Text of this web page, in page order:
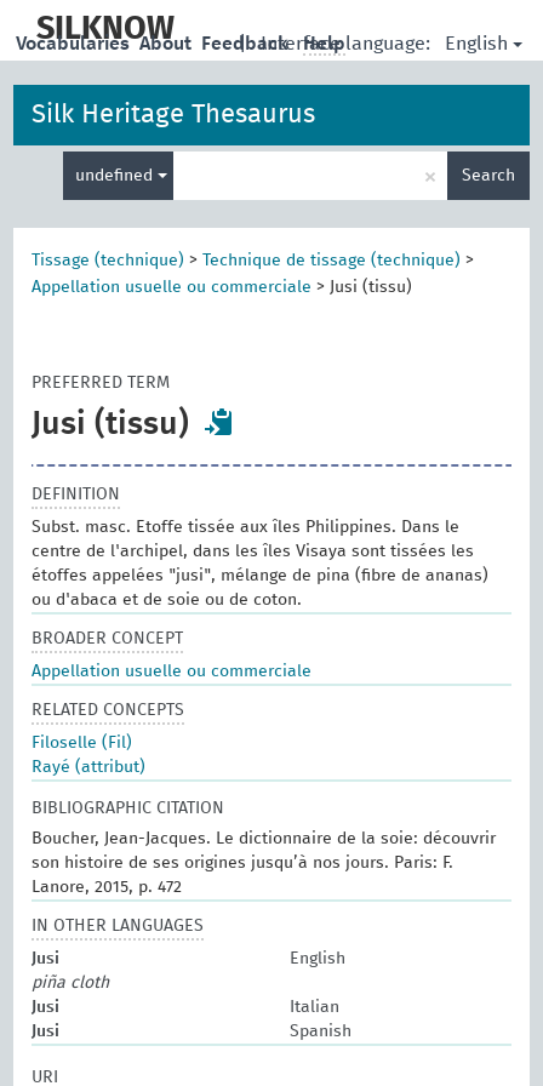
main
SILKNOW | Interface language: English
Vocabularies About Feedback Help
Silk Heritage Thesaurus
undefined × Search
Tissage (technique) > Technique de tissage (technique) >
Appellation usuelle ou commerciale > Jusi (tissu)
PREFERRED TERM
Jusi (tissu)
DEFINITION
Subst. masc. Etoffe tissée aux îles Philippines. Dans le
centre de l'archipel, dans les îles Visaya sont tissées les
étoffes appelées "jusi", mélange de pina (fibre de ananas)
ou d'abaca et de soie ou de coton.
BROADER CONCEPT
Appellation usuelle ou commerciale
RELATED CONCEPTS
Filoselle (Fil)
Rayé (attribut)
BIBLIOGRAPHIC CITATION
Boucher, Jean-Jacques. Le dictionnaire de la soie: découvrir
son histoire de ses origines jusqu’à nos jours. Paris: F.
Lanore, 2015, p. 472
IN OTHER LANGUAGES
Jusi
English
piña cloth
Jusi
Italian
Jusi
Spanish
URI